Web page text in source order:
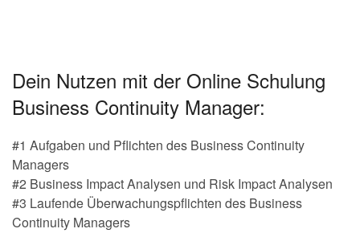
Dein Nutzen mit der Online Schulung
Business Continuity Manager:
#1 Aufgaben und Pflichten des Business Continuity
Managers
#2 Business Impact Analysen und Risk Impact Analysen
#3 Laufende Überwachungspflichten des Business
Continuity Managers